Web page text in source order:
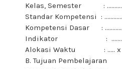
Kelas, Semester :
Standar Kompetensi :
Kompetensi Dasar :
Indikator :
Alokasi Waktu : ….. x
B. Tujuan Pembelajaran